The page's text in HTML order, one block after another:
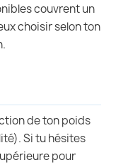
couvrent un
choisir selon ton
de ton poids
Si tu hésites
pour